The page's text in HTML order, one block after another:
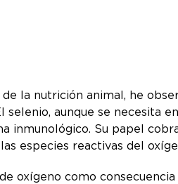
la nutrición animal, he
selenio, aunque se necesita
inmunológico. Su papel
especies reactivas del
oxígeno como